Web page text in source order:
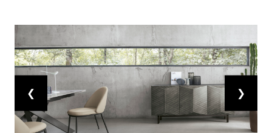
❮ ❯